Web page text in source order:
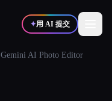
✦用 AI 提交
Gemini AI Photo Editor